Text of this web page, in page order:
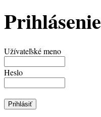
Prihlásenie
Užívateľské meno
Heslo